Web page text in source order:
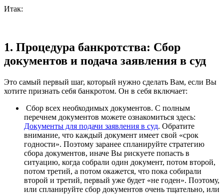
Итак:
1. Процедура банкротства: Сбор
документов и подача заявления в суд
Это самый первый шаг, который нужно сделать Вам, если Вы
хотите признать себя банкротом. Он в себя включает:
Сбор всех необходимых документов. С полным
перечнем документов можете ознакомиться здесь:
Документы для подачи заявления в суд. Обратите
внимание, что каждый документ имеет свой «срок
годности». Поэтому заранее спланируйте стратегию
сбора документов, иначе Вы рискуете попасть в
ситуацию, когда собрали один документ, потом второй,
потом третий, а потом окажется, что пока собирали
второй и третий, первый уже будет «не годен». Поэтому,
или спланируйте сбор документов очень тщательно, или